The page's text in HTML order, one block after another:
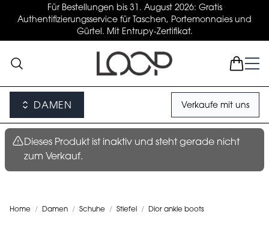
Für Bestellungen bis 31. August 2026: Gratis
Authentifizierungsservice für Taschen, Portemonnaies und
Gürtel. Mit Entrupy-Zertifikat.
DAMEN Verkaufe mit uns
Dieses Produkt ist inaktiv und steht gerade nicht
zum Verkauf.
Home / Damen / Schuhe / Stiefel / Dior ankle boots